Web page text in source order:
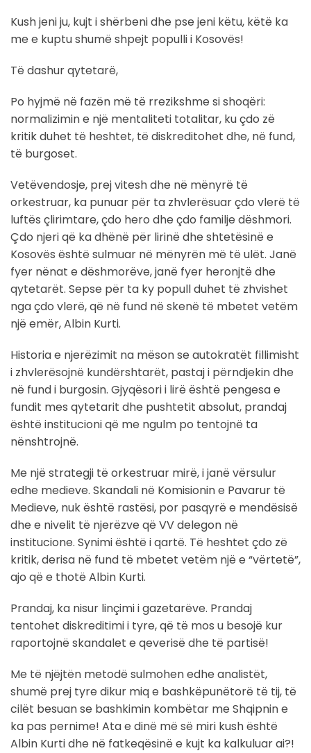
Kush jeni ju, kujt i shërbeni dhe pse jeni këtu, këtë ka
me e kuptu shumë shpejt populli i Kosovës!
Të dashur qytetarë,
Po hyjmë në fazën më të rrezikshme si shoqëri:
normalizimin e një mentaliteti totalitar, ku çdo zë
kritik duhet të heshtet, të diskreditohet dhe, në fund,
të burgoset.
Vetëvendosje, prej vitesh dhe në mënyrë të
orkestruar, ka punuar për ta zhvlerësuar çdo vlerë të
luftës çlirimtare, çdo hero dhe çdo familje dëshmori.
Çdo njeri që ka dhënë për lirinë dhe shtetësinë e
Kosovës është sulmuar në mënyrën më të ulët. Janë
fyer nënat e dëshmorëve, janë fyer heronjtë dhe
qytetarët. Sepse për ta ky popull duhet të zhvishet
nga çdo vlerë, që në fund në skenë të mbetet vetëm
një emër, Albin Kurti.
Historia e njerëzimit na mëson se autokratët fillimisht
i zhvlerësojnë kundërshtarët, pastaj i përndjekin dhe
në fund i burgosin. Gjyqësori i lirë është pengesa e
fundit mes qytetarit dhe pushtetit absolut, prandaj
është institucioni që me ngulm po tentojnë ta
nënshtrojnë.
Me një strategji të orkestruar mirë, i janë vërsulur
edhe medieve. Skandali në Komisionin e Pavarur të
Medieve, nuk është rastësi, por pasqyrë e mendësisë
dhe e nivelit të njerëzve që VV delegon në
institucione. Synimi është i qartë. Të heshtet çdo zë
kritik, derisa në fund të mbetet vetëm një e “vërtetë”,
ajo që e thotë Albin Kurti.
Prandaj, ka nisur linçimi i gazetarëve. Prandaj
tentohet diskreditimi i tyre, që të mos u besojë kur
raportojnë skandalet e qeverisë dhe të partisë!
Me të njëjtën metodë sulmohen edhe analistët,
shumë prej tyre dikur miq e bashkëpunëtorë të tij, të
cilët besuan se bashkimin kombëtar me Shqipnin e
ka pas pernime! Ata e dinë më së miri kush është
Albin Kurti dhe në fatkeqësinë e kujt ka kalkuluar ai?!